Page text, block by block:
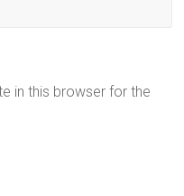
in this browser for the